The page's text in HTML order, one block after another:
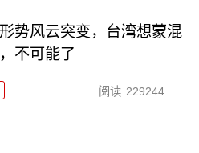
势风云突变，台湾想蒙混
不可能了
阅读 229244